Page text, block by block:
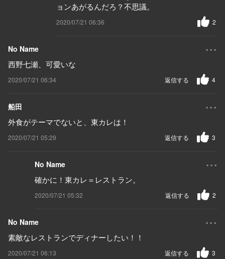
ョンあがるんだろ？不思議。
2020/07/21 06:36 2
No Name ...
西野七瀬、可愛いな
2020/07/21 06:34 4
返信する
船田 ...
外食がテーマでないと、東カレは！
2020/07/21 05:29 3
返信する
No Name ...
確かに！東カレ＝レストラン。
2020/07/21 05:32 2
返信する
No Name ...
素敵なレストランでディナーしたい！！
2020/07/21 06:13 3
返信する